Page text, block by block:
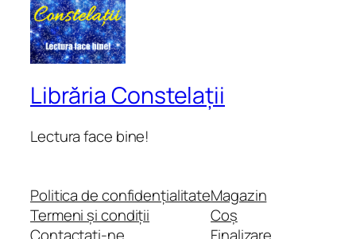
Librăria Constelații
Lectura face bine!
Politica de confidențialitate
Termeni și condiții
Contactați-ne
Magazin
Coș
Finalizare